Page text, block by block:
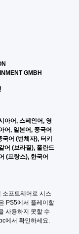
GMBH
아어, 스페인어, 영
어, 일본어, 중국어
국어 (번체자), 터키
어 (브라질), 폴란드
(프랑스), 한국어
소프트웨어로 시스
PS5에서 플레이할
사용하지 못할 수
에서 확인하세요.